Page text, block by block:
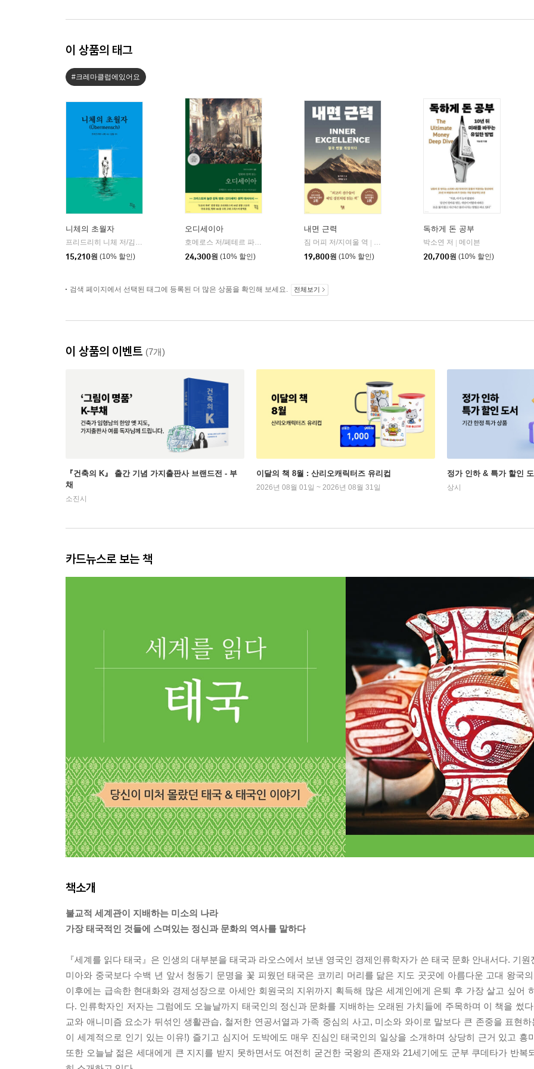
이 상품의 태그
#크레마클럽에있어요
니체의 초월자
프리드리히 니체 저/김철 편역
15,210원 (10% 할인)
오디세이아
호메로스 저/페테르 파울 루벤스 그림/박문재 역 | 현대지성
24,300원 (10% 할인)
내면 근력
짐 머피 저/지여울 역
윌북(willbook)
19,800원 (10% 할인)
독하게 돈 공부
박소연 저
메이븐
20,700원 (10% 할인)
검색 페이지에서 선택된 태그에 등록된 더 많은 상품을 확인해 보세요. 전체보기
이 상품의 이벤트 (7개)
『건축의 K』 출간 기념 가지출판사 브랜드전 - 부
채
소진시
이달의 책 8월 : 산리오캐릭터즈 유리컵
2026년 08월 01일 ~ 2026년 08월 31일
정가 인하 & 특가 할인
상시
카드뉴스로 보는 책
책소개
불교적 세계관이 지배하는 미소의 나라
가장 태국적인 것들에 스며있는 정신과 문화의 역사를 말하다
『세계를 읽다 태국』은 인생의 대부분을 태국과 라오스에서 보낸 영국인 경제인류학자가 쓴 태국 문화 안내서다. 기
미아와 중국보다 수백 년 앞서 청동기 문명을 꽃 피웠던 태국은 코끼리 머리를 닮은 지도 곳곳에 아름다운 고대 왕국
이후에는 급속한 현대화와 경제성장으로 아세안 회원국의 지위까지 획득해 많은 세계인에게 은퇴 후 가장 살고 싶어
다. 인류학자인 저자는 그럼에도 오늘날까지 태국인의 정신과 문화를 지배하는 오래된 가치들에 주목하며 이 책을 썼
교와 애니미즘 요소가 뒤섞인 생활관습, 철저한 연공서열과 가족 중심의 사고, 미소와 와이로 말보다 큰 존중을 표현
이 세계적으로 인기 있는 이유!) 즐기고 심지어 도박에도 매우 진심인 태국인의 일상을 소개하며 상당히 근거 있고 흥
또한 오늘날 젊은 세대에게 큰 지지를 받지 못하면서도 여전히 굳건한 국왕의 존재와 21세기에도 군부 쿠데타가 반복